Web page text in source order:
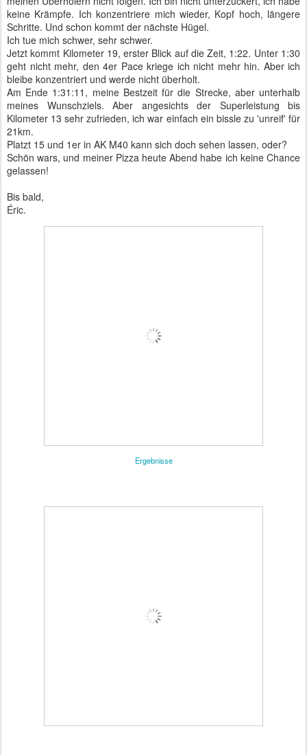
keine Krämpfe. Ich konzentriere mich wieder, Kopf hoch, längere
Schritte. Und schon kommt der nächste Hügel.
Ich tue mich schwer, sehr schwer.
Jetzt kommt Kilometer 19, erster Blick auf die Zeit, 1:22. Unter 1:30
geht nicht mehr, den 4er Pace kriege ich nicht mehr hin. Aber ich
bleibe konzentriert und werde nicht überholt.
Am Ende 1:31:11, meine Bestzeit für die Strecke, aber unterhalb
meines Wunschziels. Aber angesichts der Superleistung bis
Kilometer 13 sehr zufrieden, ich war einfach ein bissle zu 'unreif' für
21km.
Platzt 15 und 1er in AK M40 kann sich doch sehen lassen, oder?
Schön wars, und meiner Pizza heute Abend habe ich keine Chance
gelassen!
Bis bald,
Éric.
Ergebnisse